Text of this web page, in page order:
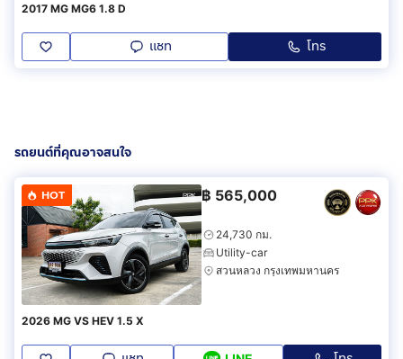
2017 MG MG6 1.8 D
แชท โทร
รถยนต์ที่คุณอาจสนใจ
HOT ฿ 565,000
24,730 กม.
Utility-car
สวนหลวง กรุงเทพมหานคร
2026 MG VS HEV 1.5 X